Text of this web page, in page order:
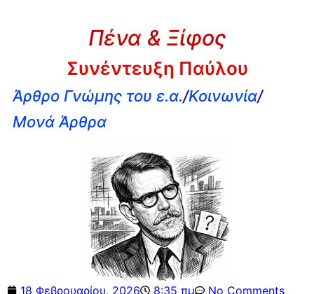
Πένα & Ξίφος
Συνέντευξη Παύλου
Άρθρο Γνώμης του ε.α./Κοινωνία/
Μονά Άρθρα
18 Φεβρουαρίου, 2026 8:35 πμ No Comments